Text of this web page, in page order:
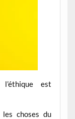
est
les choses du